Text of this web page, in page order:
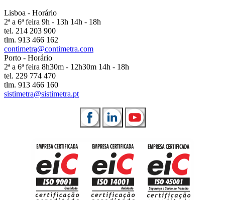
Lisboa - Horário
2ª a 6ª feira 9h - 13h 14h - 18h
tel. 214 203 900
tlm. 913 466 162
contimetra@contimetra.com
Porto - Horário
2ª a 6ª feira 8h30m - 12h30m 14h - 18h
tel. 229 774 470
tlm. 913 466 160
sistimetra@sistimetra.pt